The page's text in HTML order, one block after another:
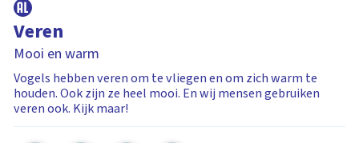
Veren
Mooi en warm
Vogels hebben veren om te vliegen en om zich warm te
houden. Ook zijn ze heel mooi. En wij mensen gebruiken
veren ook. Kijk maar!